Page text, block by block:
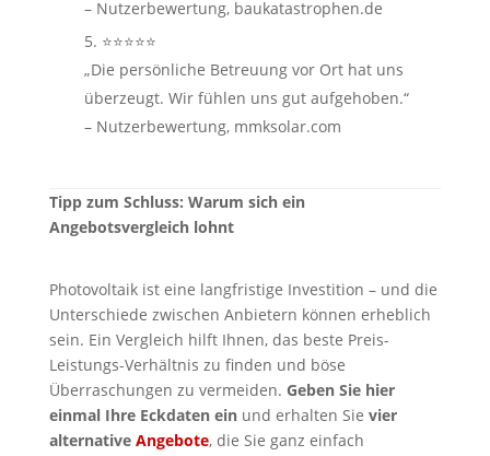
– Nutzerbewertung, baukatastrophen.de
⭐⭐⭐⭐⭐
„Die persönliche Betreuung vor Ort hat uns
überzeugt. Wir fühlen uns gut aufgehoben.“
– Nutzerbewertung, mmksolar.com
Tipp zum Schluss: Warum sich ein
Angebotsvergleich lohnt
Photovoltaik ist eine langfristige Investition – und die
Unterschiede zwischen Anbietern können erheblich
sein. Ein Vergleich hilft Ihnen, das beste Preis-
Leistungs-Verhältnis zu finden und böse
Überraschungen zu vermeiden. Geben Sie hier
einmal Ihre Eckdaten einund erhalten Sie vier
alternative Angebote, die Sie ganz einfach